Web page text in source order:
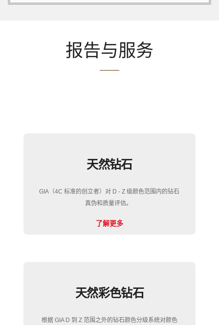
报告与服务
天然钻石
GIA（4C 标准的创立者）对 D - Z 级颜色范围内的钻石
真伪和质量评估。
了解更多
天然彩色钻石
根据 GIA D 到 Z 范围之外的钻石颜色分级系统对颜色